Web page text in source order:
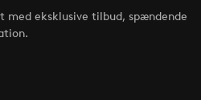
med eksklusive tilbud, spændende